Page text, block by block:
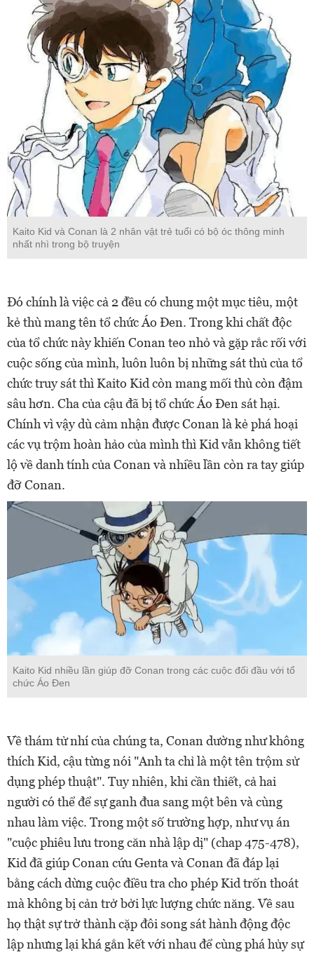
Kaito Kid và Conan là 2 nhân vật trẻ tuổi có bộ óc thông minh
nhất nhì trong bộ truyện
Đó chính là việc cả 2 đều có chung một mục tiêu, một
kẻ thù mang tên tổ chức Áo Đen. Trong khi chất độc
của tổ chức này khiến Conan teo nhỏ và gặp rắc rối với
cuộc sống của mình, luôn luôn bị những sát thủ của tổ
chức truy sát thì Kaito Kid còn mang mối thù còn đậm
sâu hơn. Cha của cậu đã bị tổ chức Áo Đen sát hại.
Chính vì vậy dù cảm nhận được Conan là kẻ phá hoại
các vụ trộm hoàn hảo của mình thì Kid vẫn không tiết
lộ về danh tính của Conan và nhiều lần còn ra tay giúp
đỡ Conan.
Kaito Kid nhiều lần giúp đỡ Conan trong các cuộc đối đầu với tổ
chức Áo Đen
Về thám tử nhí của chúng ta, Conan dường như không
thích Kid, cậu từng nói "Anh ta chỉ là một tên trộm sử
dụng phép thuật". Tuy nhiên, khi cần thiết, cả hai
người có thể để sự ganh đua sang một bên và cùng
nhau làm việc. Trong một số trường hợp, như vụ án
"cuộc phiêu lưu trong căn nhà lập dị" (chap 475-478),
Kid đã giúp Conan cứu Genta và Conan đã đáp lại
bằng cách dừng cuộc điều tra cho phép Kid trốn thoát
mà không bị cản trở bởi lực lượng chức năng. Về sau
họ thật sự trở thành cặp đôi song sát hành động độc
lập nhưng lại khá gắn kết với nhau để cùng phá hủy sự